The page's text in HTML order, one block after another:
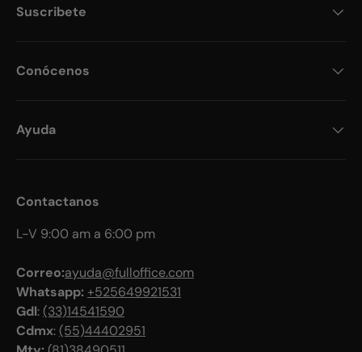
Suscribete
Conócenos
Ayuda
Contactanos
L-V 9:00 am a 6:00 pm
Correo:ayuda@fulloffice.com
Whatsapp:+525649921531
Gdl: (33)14541590
Cdmx: (55)44402951